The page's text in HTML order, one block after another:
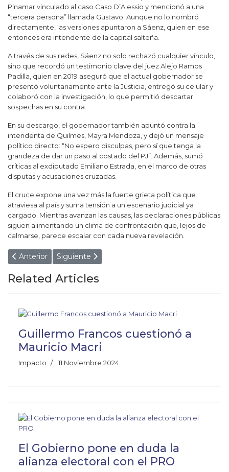
Pinamar vinculado al caso Caso D’Alessio y mencionó a una
“tercera persona” llamada Gustavo. Aunque no lo nombró
directamente, las versiones apuntaron a Sáenz, quien en ese
entonces era intendente de la capital salteña.
A través de sus redes, Sáenz no solo rechazó cualquier vínculo,
sino que recordó un testimonio clave del juezAlejo Ramos
Padilla , quien en 2019 aseguró que el actual gobernador se
presentó voluntariamente ante la Justicia, entregó su celular y
colaboró con la investigación, lo que permitió descartar
sospechas en su contra.
En su descargo, el gobernador también apuntó contra la
intendenta de Quilmes, Mayra Mendoza , y dejó un mensaje
político directo: “No espero disculpas, pero sí que tenga la
grandeza de dar un paso al costado del PJ”. Además, sumó
críticas al exdiputado Emiliano Estrada , en el marco de otras
disputas y acusaciones cruzadas.
El cruce expone una vez más la fuerte grieta política que
atraviesa al país y suma tensión a un escenario judicial ya
cargado. Mientras avanzan las causas, las declaraciones públicas
siguen alimentando un clima de confrontación que, lejos de
calmarse, parece escalar con cada nueva revelación.
Artículo anterior: VILLARRUEL ENDURECIÓ SU DISCURSO
Anterior Artículo siguiente: ¿A QUÉ HUELE LA
Siguiente
Related Articles
Guillermo Francos cuestionó a
Mauricio Macri
Impacto 11 Noviembre 2024
El Gobierno pone en duda la
alianza electoral con el PRO